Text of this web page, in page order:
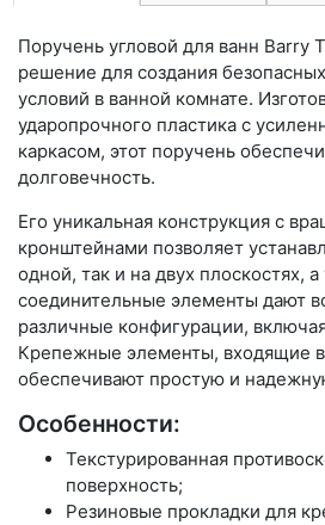
Поручень угловой для ванн Barry
решение для создания
условий в ванной комнате.
ударопрочного пластика с
каркасом, этот поручень
долговечность.
Его уникальная конструкция с
кронштейнами позволяет
одной, так и на двух плоскостях,
соединительные элементы дают
различные конфигурации,
Крепежные элементы, входящие
обеспечивают простую и
Особенности:
Текстурированная
поверхность;
Резиновые прокладки для